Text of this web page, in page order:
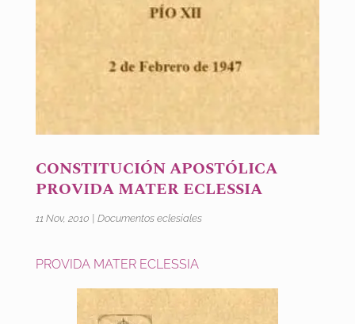
CONSTITUCIÓN APOSTÓLICA
PROVIDA MATER ECLESSIA
11 Nov, 2010 Documentos eclesiales
PROVIDA MATER ECLESSIA